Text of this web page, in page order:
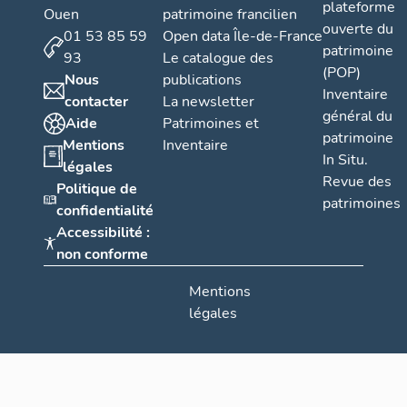
Ouen
01 53 85 59
93
Nous
contacter
Aide
Mentions
légales
Politique de
confidentialité
Accessibilité :
non conforme
patrimoine francilien
Open data Île-de-France
Le catalogue des
publications
La newsletter
Patrimoines et
Inventaire
plateforme
ouverte du
patrimoine
(POP)
Inventaire
général du
patrimoine
In Situ.
Revue des
patrimoines
Mentions
légales